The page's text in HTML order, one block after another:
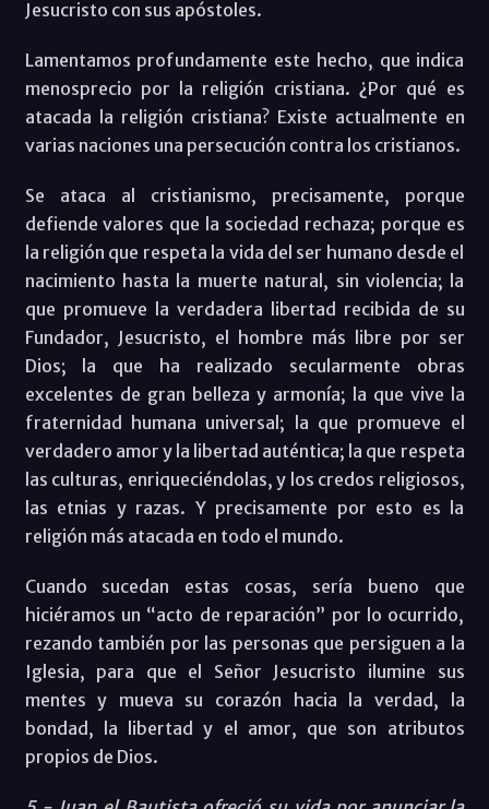
Jesucristo con sus apóstoles.
Lamentamos profundamente este hecho, que indica
menosprecio por la religión cristiana. ¿Por qué es
atacada la religión cristiana? Existe actualmente en
varias naciones una persecución contra los cristianos.
Se ataca al cristianismo, precisamente, porque
defiende valores que la sociedad rechaza; porque es
la religión que respeta la vida del ser humano desde el
nacimiento hasta la muerte natural, sin violencia; la
que promueve la verdadera libertad recibida de su
Fundador, Jesucristo, el hombre más libre por ser
Dios; la que ha realizado secularmente obras
excelentes de gran belleza y armonía; la que vive la
fraternidad humana universal; la que promueve el
verdadero amor y la libertad auténtica; la que respeta
las culturas, enriqueciéndolas, y los credos religiosos,
las etnias y razas. Y precisamente por esto es la
religión más atacada en todo el mundo.
Cuando sucedan estas cosas, sería bueno que
hiciéramos un “acto de reparación” por lo ocurrido,
rezando también por las personas que persiguen a la
Iglesia, para que el Señor Jesucristo ilumine sus
mentes y mueva su corazón hacia la verdad, la
bondad, la libertad y el amor, que son atributos
propios de Dios.